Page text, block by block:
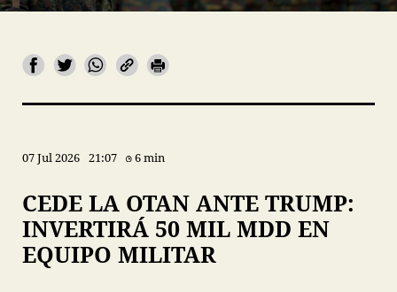
07 Jul 2026 21:07 6 min
CEDE LA OTAN ANTE TRUMP:
INVERTIRÁ 50 MIL MDD EN
EQUIPO MILITAR